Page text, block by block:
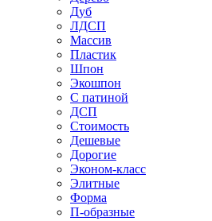
Дуб
ЛДСП
Массив
Пластик
Шпон
Экошпон
С патиной
ДСП
Стоимость
Дешевые
Дорогие
Эконом-класс
Элитные
Форма
П-образные